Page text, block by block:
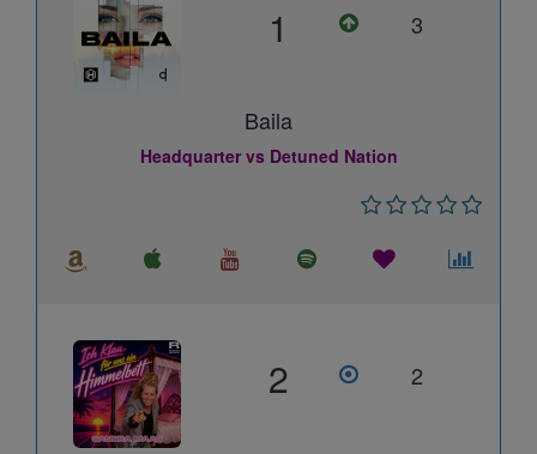
1 3
Baila
Headquarter vs Detuned Nation
2 2